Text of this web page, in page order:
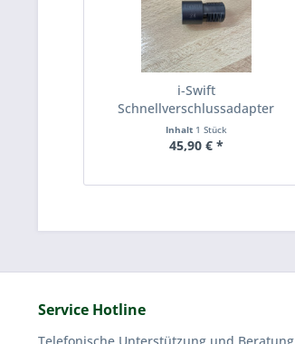
i-Swift
Schnellverschlussadapter
Adapter für...
Inhalt 1 Stück
45,90 € *
Service Hotline